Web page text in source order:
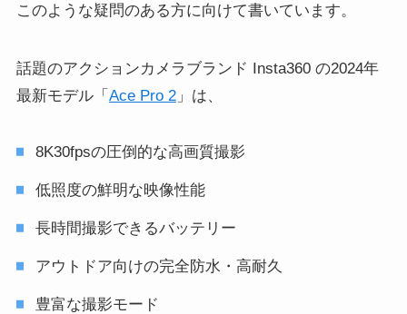
このような疑問のある方に向けて書いています。
話題のアクションカメラブランド Insta360 の2024年
最新モデル「 Ace Pro 2」は、
8K30fpsの圧倒的な高画質撮影
低照度の鮮明な映像性能
長時間撮影できるバッテリー
アウトドア向けの完全防水・高耐久
豊富な撮影モード